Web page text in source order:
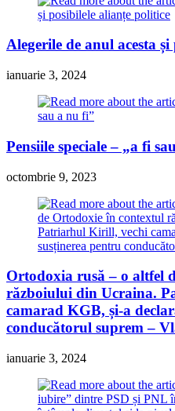
Alegerile de anul acesta
ianuarie 3, 2024
Pensiile speciale – „a fi
octombrie 9, 2023
Ortodoxia rusă – o altfel
războiului din Ucraina.
camarad KGB, și-a
conducătorul suprem –
ianuarie 3, 2024